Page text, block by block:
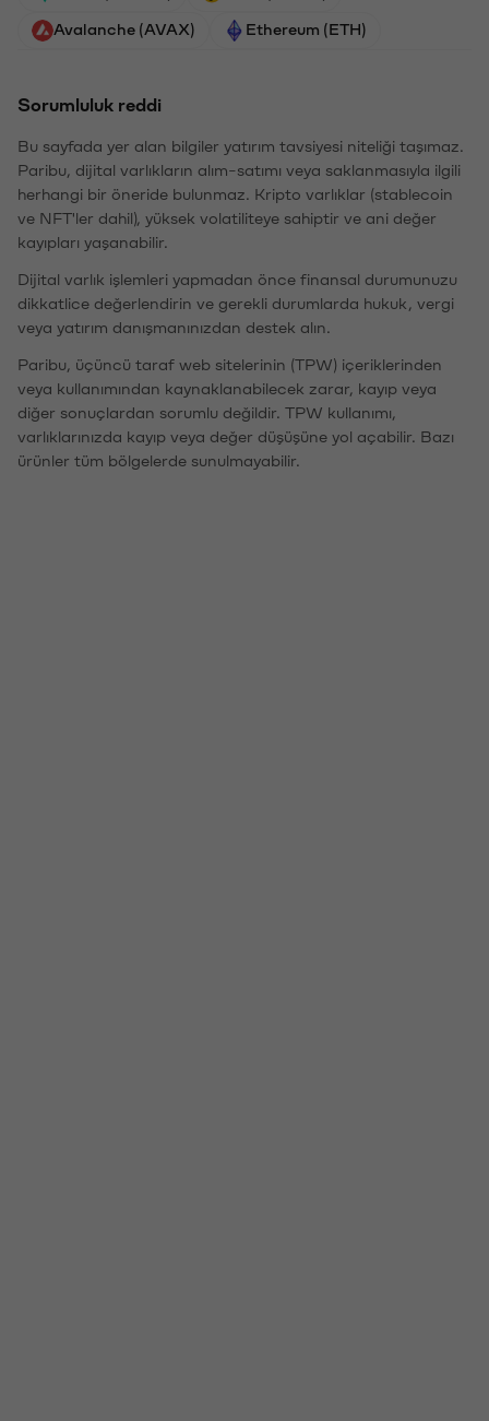
Avalanche (AVAX) Ethereum (ETH)
Sorumluluk reddi
Bu sayfada yer alan bilgiler yatırım tavsiyesi niteliği taşımaz.
Paribu, dijital varlıkların alım-satımı veya saklanmasıyla ilgili
herhangi bir öneride bulunmaz. Kripto varlıklar (stablecoin
ve NFT'ler dahil), yüksek volatiliteye sahiptir ve ani değer
kayıpları yaşanabilir.
Dijital varlık işlemleri yapmadan önce finansal durumunuzu
dikkatlice değerlendirin ve gerekli durumlarda hukuk, vergi
veya yatırım danışmanınızdan destek alın.
Paribu, üçüncü taraf web sitelerinin (TPW) içeriklerinden
veya kullanımından kaynaklanabilecek zarar, kayıp veya
diğer sonuçlardan sorumlu değildir. TPW kullanımı,
varlıklarınızda kayıp veya değer düşüşüne yol açabilir. Bazı
ürünler tüm bölgelerde sunulmayabilir.